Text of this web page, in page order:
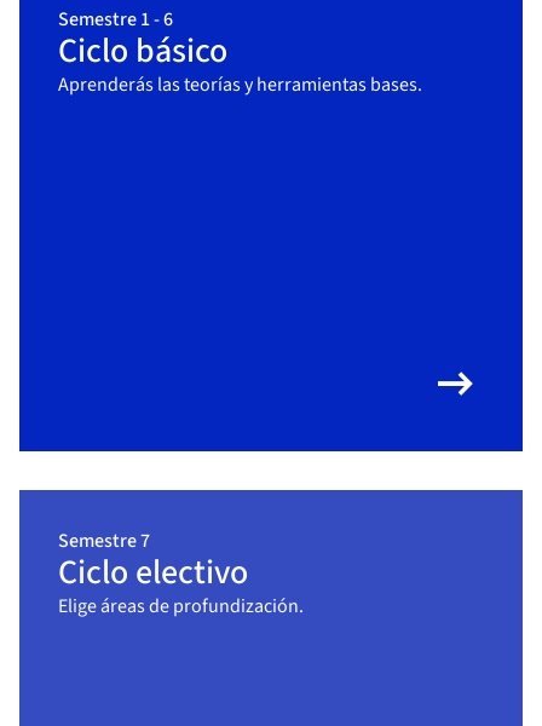
Semestre 1 - 6
Ciclo básico
Aprenderás las teorías y herramientas bases.
arrow_right_alt
Semestre 7
Ciclo electivo
Elige áreas de profundización.